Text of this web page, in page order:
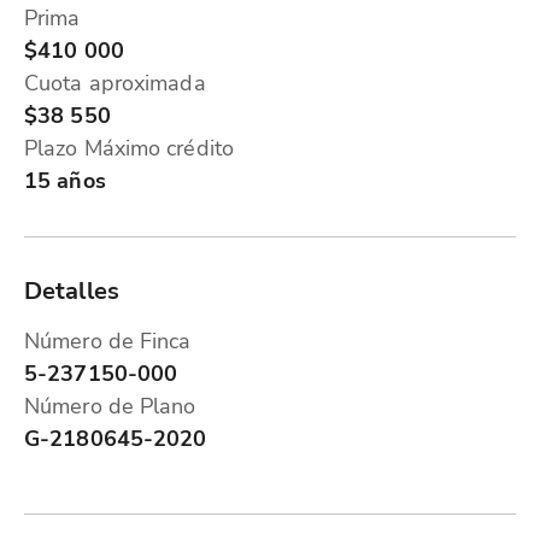
Prima
$410 000
Cuota aproximada
$38 550
Plazo Máximo crédito
15 años
Detalles
Número de Finca
5-237150-000
Número de Plano
G-2180645-2020